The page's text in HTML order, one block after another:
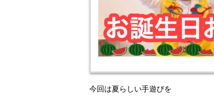
今回は夏らしい手遊びを